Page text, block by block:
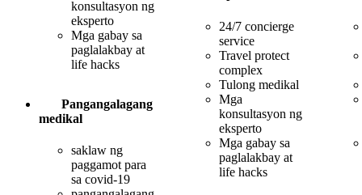
konsultasyon ng
eksperto
Mga gabay sa
paglalakbay at
life hacks
Pangangalagang
medikal
saklaw ng
paggamot para
sa covid-19
24/7 concierge
service
Travel protect
complex
Tulong medikal
Mga
konsultasyon ng
eksperto
Mga gabay sa
paglalakbay at
life hacks